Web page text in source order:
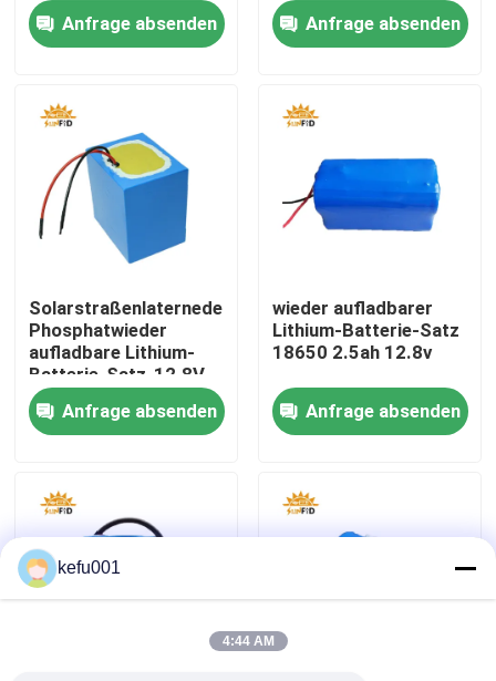
Haus
Produkte
Über uns
Fabrik-Ausflug
Qualitätskontrolle
Treten Sie mit uns in Verbindung
Lithium-Batterie-Sätze
Anfrage absenden
Anfrage absenden
Solarstraßenlaternedes
Phosphatwieder
aufladbare Lithium-
Batterie-Satz-12.8V
6ah 32700
Anfrage absenden
wieder aufladbarer
Lithium-Batterie-Satz
18650 2.5ah 12.8v
Anfrage absenden
kefu001
4:44 AM